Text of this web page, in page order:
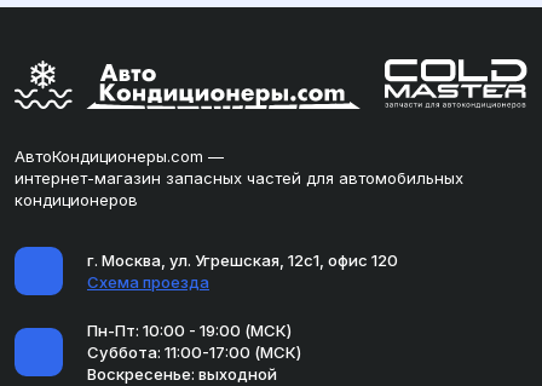
АвтоКондиционеры.com —
интернет-магазин запасных частей для автомобильных
кондиционеров
г. Москва, ул. Угрешская, 12с1, офис 120
Схема проезда
Пн-Пт: 10:00 - 19:00 (МСК)
Суббота: 11:00-17:00 (МСК)
Воскресенье: выходной